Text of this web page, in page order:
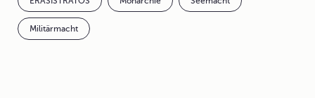
Militärmacht